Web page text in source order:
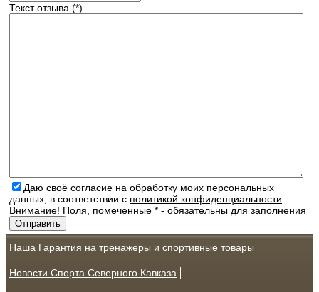
Текст отзыва (*)
Даю своё согласие на обработку моих персональных
данных, в соответствии с политикой конфиденциальности
Внимание! Поля, помеченные * - обязательны для заполнения
Наша Гарантия на тренажеры и спортивные товары
Новости Спорта Северного Кавказа